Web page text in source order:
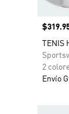
Precio
TENIS
2
Envío